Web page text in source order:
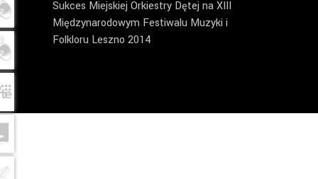
Sukces Miejskiej Orkiestry Dętej na XIII
Międzynarodowym Festiwalu Muzyki i
Folkloru Leszno 2014